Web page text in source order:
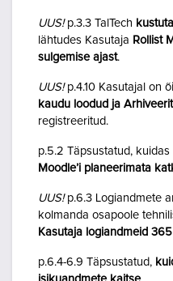
UUS!p.3.3 TalTech
lähtudes Kasutaja Rollist
sulgemise ajast.
UUS!p.4.10 Kasutajal on
kaudu loodud ja
registreeritud.
p.5.2 Täpsustatud,
Moodle’i planeerimata
UUS!p.6.3 Logiandmete
kolmanda osapoole
Kasutaja logiandmeid
p.6.4-6.9 Täpsustatud,